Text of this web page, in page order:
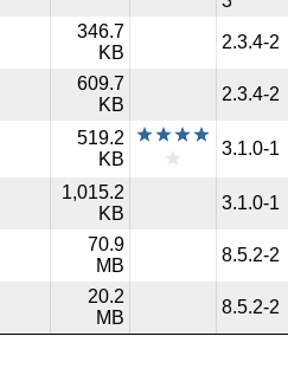
346.7
KB
2.3.4-2
609.7
KB
2.3.4-2
519.2
KB
3.1.0-1
1,015.2
KB
3.1.0-1
70.9
MB
8.5.2-2
20.2
MB
8.5.2-2